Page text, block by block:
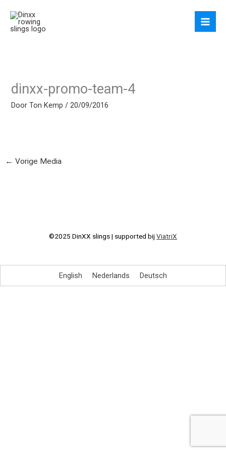
naar
dinxx-promo-team-4
DoorTon Kemp/20/09/2016
← Vorige Media
©2025 DinXX slings | supported bijViatriX
English Nederlands Deutsch